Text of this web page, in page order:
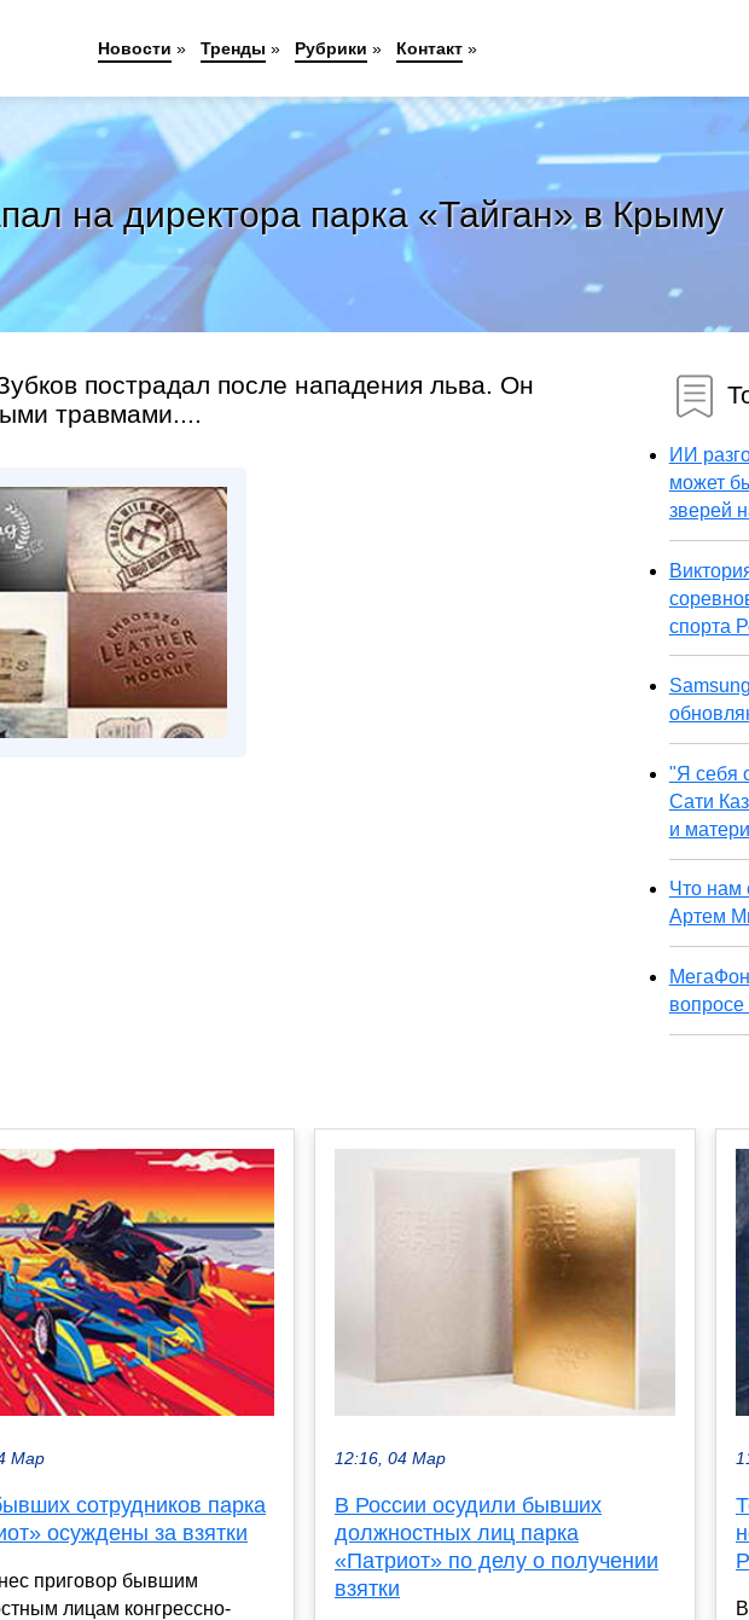
на директора парка «Тайган» в Крыму
пострадал после нападения льва. Он
травмами....
ИИ
может
зверей
спорта
"Я себя
Сати
и
Что нам
Артем
Мар
сотрудников парка
осуждены за взятки
приговор бывшим
лицам конгрессно-
12:16, 04 Мар
В России осудили бывших
должностных лиц парка
«Патриот» по делу о получении
взятки
Новости » Тренды » Рубрики » Контакт »